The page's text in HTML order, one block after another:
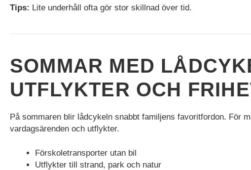
Tips: Lite underhåll ofta gör stor skillnad över tid.
SOMMAR MED
UTFLYKTER OCH
På sommaren blir lådcykeln snabbt familjens favoritfordon. För
vardagsärenden och utflykter.
Förskoletransporter utan bil
Utflykter till strand, park och natur
annonser baserat
annonskampanjen.